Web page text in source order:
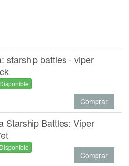
starship battles - viper
Disponible
Comprar
Starship Battles: Viper
Disponible
Comprar